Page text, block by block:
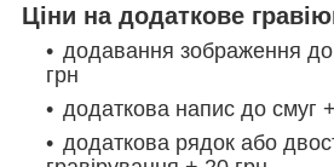
Ціни на додаткове
додавання зображення
грн
додаткова напис до смуг
додаткова рядок або